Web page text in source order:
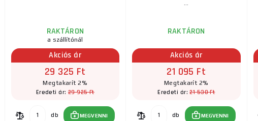
RAKTÁRON
a szállítónál
Akciós ár
29 325 Ft
Megtakarít 2%
Eredeti ár: 29 925 Ft
db MEGVENNI
...
RAKTÁRON
Akciós ár
21 095 Ft
Megtakarít 2%
Eredeti ár:21 530 Ft
db MEGVENNI